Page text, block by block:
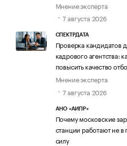
Мнение эксперта
7 августа 2026
СПЕКТРДАТА
Проверка кандидатов
кадрового агентства:
повысить качество
Мнение эксперта
7 августа 2026
АНО «АИПР»
Почему московские
станции работают не
силу